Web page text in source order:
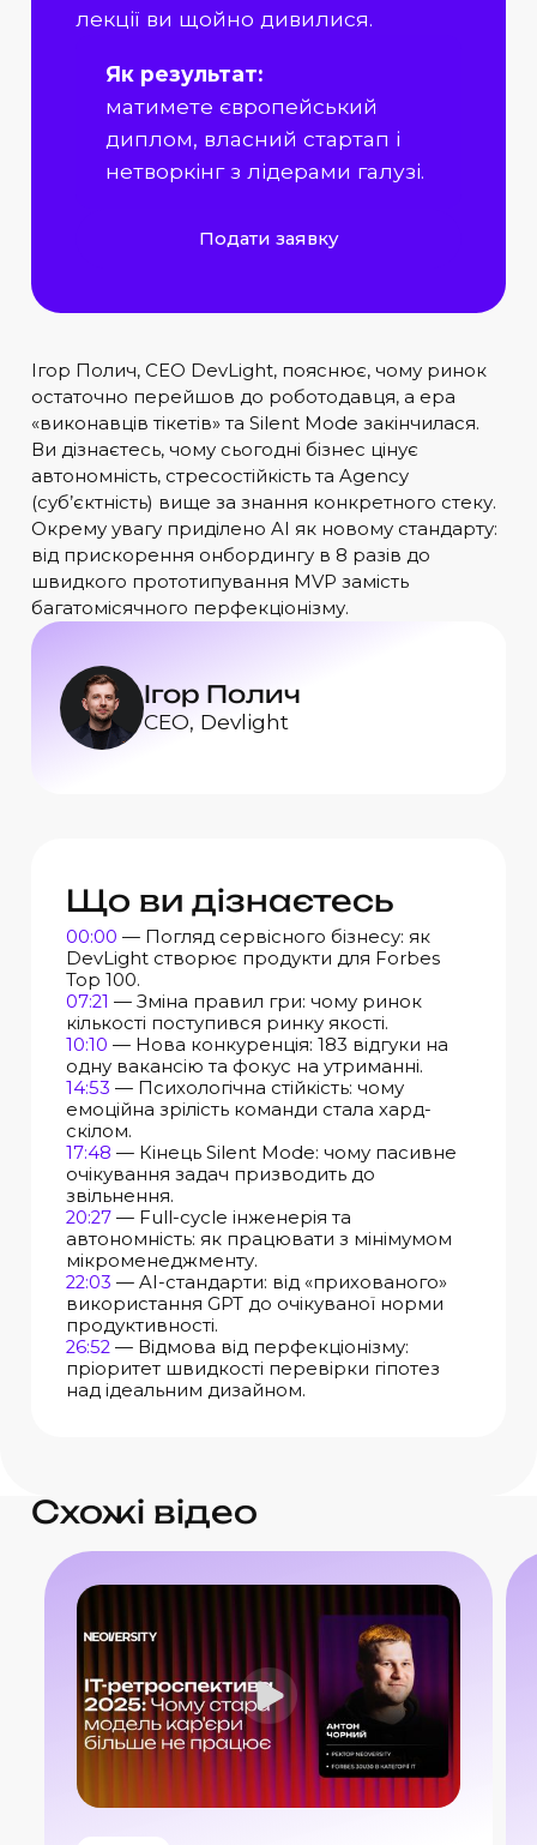
лекції ви щойно дивилися.
Як результат:
матимете європейський
диплом, власний стартап і
нетворкінг з лідерами галузі.
Подати заявку
Ігор Полич, CEO DevLight, пояснює, чому ринок
остаточно перейшов до роботодавця, а ера
«виконавців тікетів» та Silent Mode закінчилася.
Ви дізнаєтесь, чому сьогодні бізнес цінує
автономність, стресостійкість та Agency
(суб’єктність) вище за знання конкретного стеку.
Окрему увагу приділено AI як новому стандарту:
від прискорення онбордингу в 8 разів до
швидкого прототипування MVP замість
багатомісячного перфекціонізму.
Ігор Полич
СЕО, Devlight
Що ви дізнаєтесь
00:00 — Погляд сервісного бізнесу: як
DevLight створює продукти для Forbes
Top 100.
07:21 — Зміна правил гри: чому ринок
кількості поступився ринку якості.
10:10 — Нова конкуренція: 183 відгуки на
одну вакансію та фокус на утриманні.
14:53 — Психологічна стійкість: чому
емоційна зрілість команди стала хард-
скілом.
17:48 — Кінець Silent Mode: чому пасивне
очікування задач призводить до
звільнення.
20:27 — Full-cycle інженерія та
автономність: як працювати з мінімумом
мікроменеджменту.
22:03 — AI-стандарти: від «прихованого»
використання GPT до очікуваної норми
продуктивності.
26:52 — Відмова від перфекціонізму:
пріоритет швидкості перевірки гіпотез
над ідеальним дизайном.
Схожі відео